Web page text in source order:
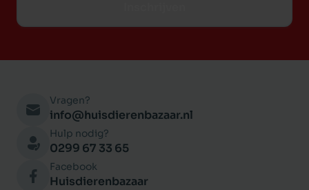
Vragen?
info@huisdierenbazaar.nl
Hulp nodig?
0299 67 33 65
Facebook
Huisdierenbazaar